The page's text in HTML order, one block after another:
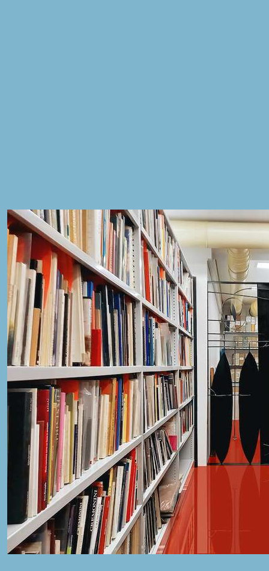
morfologia affine, ogni manifestazione crispoltiana
sembra rievocare il retroterra calviniano delle Città
Invisibili, incarnando quella volontà di ricerca e
capacità di “immaginare” la città in maniera diversa,
conciliando il fenomenico con il permanente,
l’effimero con l’essenziale. In questo senso, in
occasione di Archivissima 2026, l’Archivio intende
presentarsi come soggetto agente, intenzionato a
dialogare a più livelli con la società, il territorio e le
amministrazioni. L’esposizione di documenti sarà
accompagnata da contenuti multimediali che
aiuteranno il pubblico alla comprensione dei temi
trattati e produrranno spunti utili al dibattito.
Linik per
prenotazioni:https://www.eventbrite.it/e/
aff=oddtdtcreator
PERSONE
Anna Mazzanti - Politecnico di Milano